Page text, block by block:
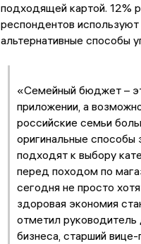
подходящей картой. 12%
респондентов
альтернативные способы
«Семейный бюджет –
приложении, а
российские семьи
оригинальные способы
подходят к выбору
перед походом по
сегодня не просто
здоровая экономия
отметил руководитель
бизнеса, старший